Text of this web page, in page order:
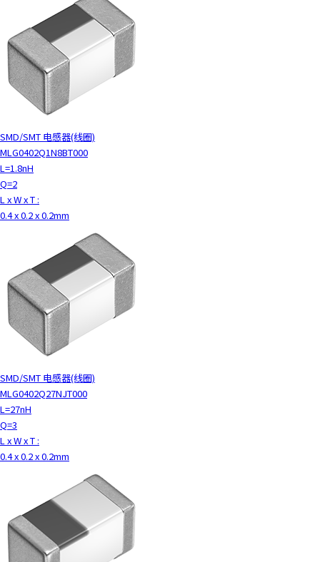
SMD/SMT 电感器(线圈)
MLG0402Q1N8BT000
L=1.8nH
Q=2
L x W x T :
0.4 x 0.2 x 0.2mm
SMD/SMT 电感器(线圈)
MLG0402Q27NJT000
L=27nH
Q=3
L x W x T :
0.4 x 0.2 x 0.2mm